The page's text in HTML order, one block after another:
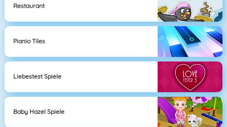
Restaurant
Pianio Tiles
Liebestest Spiele
Baby Hazel Spiele